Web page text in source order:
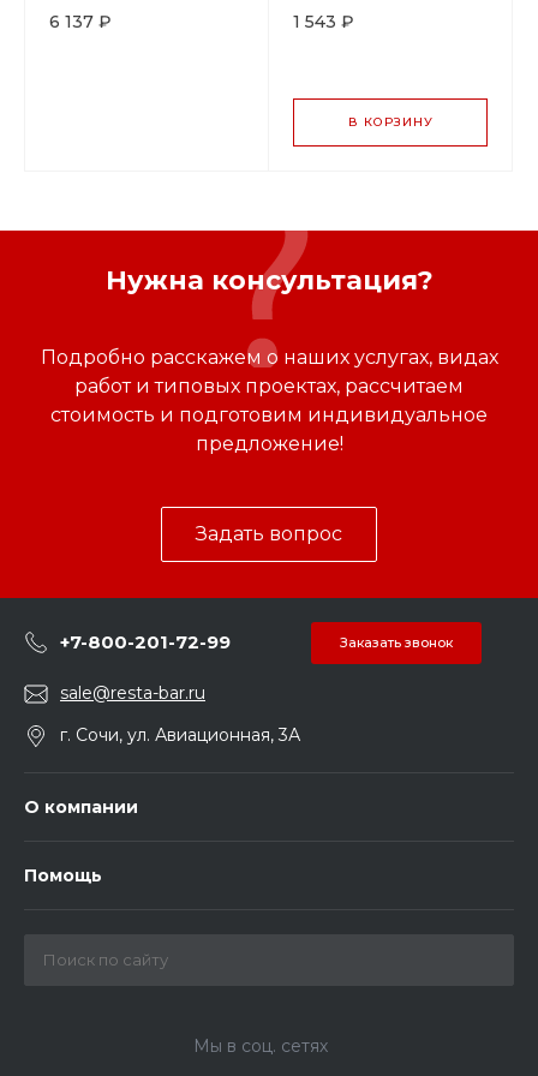
16 см, h 70 см, P.L. -
6 137 ₽
P.L. Proff Cuisine
1 543 ₽
В КОРЗИНУ
Нужна консультация?
Подробно расскажем о наших услугах, видах
работ и типовых проектах, рассчитаем
стоимость и подготовим индивидуальное
предложение!
Задать вопрос
+7-800-201-72-99 Заказать звонок
sale@resta-bar.ru
г. Сочи, ул. Авиационная, 3А
О компании
Помощь
Мы в соц. сетях